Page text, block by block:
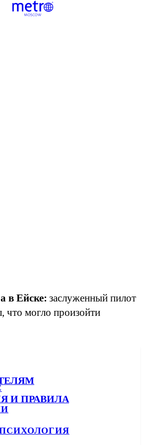
в Ейске: заслуженный пилот
что могло произойти
И ПРАВИЛА